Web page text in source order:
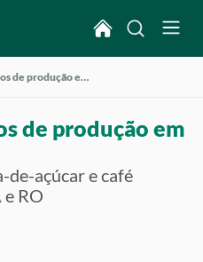
CNA levanta custos de produção em três estados
de produção em
de-açúcar e café
RO